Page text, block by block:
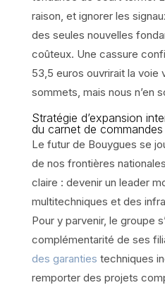
raison, et ignorer les
des seules nouvelles
coûteux. Une cassure
53,5 euros ouvrirait la voie
sommets, mais nous n’en
Stratégie d’expansion
du carnet de commandes
Le futur de Bouygues se
de nos frontières
claire : devenir un leader
multitechniques et des
Pour y parvenir, le groupe
complémentarité de ses
des garanties techniques
remporter des projets